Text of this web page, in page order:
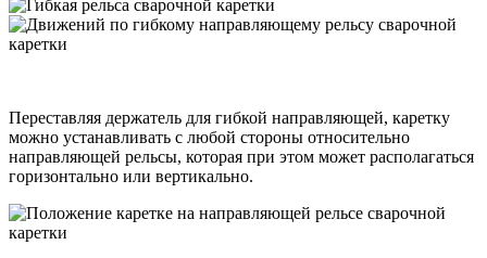
Переставляя держатель для гибкой направляющей, каретку
можно устанавливать с любой стороны относительно
направляющей рельсы, которая при этом может располагаться
горизонтально или вертикально.